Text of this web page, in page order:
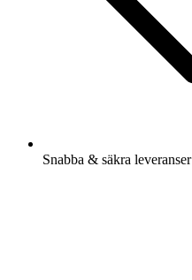
Snabba & säkra leveranser